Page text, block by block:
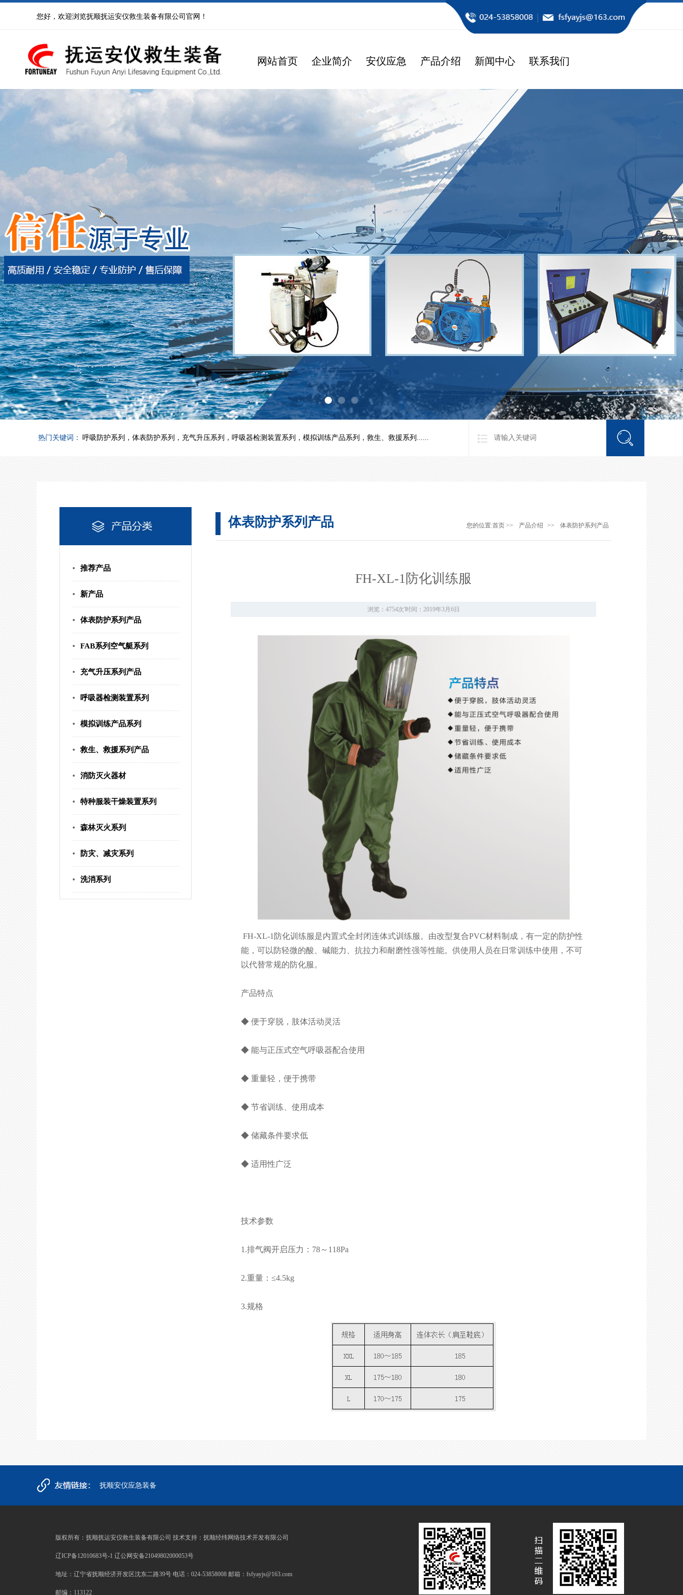
您好，欢迎浏览抚顺抚运安仪救生装备有限公司官网！
网站首页 企业简介 安仪应急 产品介绍 新闻中心 联系我们
热门关键词： 呼吸防护系列，体表防护系列，充气升压系列，呼吸器检测装置系列，模拟训练产品系列，救生、救援系列......
推荐产品
新产品
体表防护系列产品
FAB系列空气艇系列
充气升压系列产品
呼吸器检测装置系列
模拟训练产品系列
救生、救援系列产品
消防灭火器材
特种服装干燥装置系列
森林灭火系列
防灾、减灾系列
洗消系列
体表防护系列产品 您的位置:首页>> 产品介绍 >> 体表防护系列产品
FH-XL-1防化训练服
浏览：4754次'时间：2019年3月6日
FH-XL-1防化训练服是内置式全封闭连体式训练服。由改型复合PVC材料制成，有一定的防护性
能，可以防轻微的酸、碱能力、抗拉力和耐磨性强等性能。供使用人员在日常训练中使用，不可
以代替常规的防化服。
产品特点
◆ 便于穿脱，肢体活动灵活
◆ 能与正压式空气呼吸器配合使用
◆ 重量轻，便于携带
◆ 节省训练、使用成本
◆ 储藏条件要求低
◆ 适用性广泛
技术参数
1.排气阀开启压力：78～118Pa
2.重量：≤4.5kg
3.规格
抚顺安仪应急装备
版权所有：抚顺抚运安仪救生装备有限公司 技术支持：抚顺经纬网络技术开发有限公司
辽ICP备12010683号-1 辽公网安备21049802000053号
地址：辽宁省抚顺经济开发区沈东二路39号 电话：024-53858008 邮箱：fsfyayjs@163.com
邮编：113122